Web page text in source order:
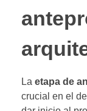
La etapa de
crucial en el